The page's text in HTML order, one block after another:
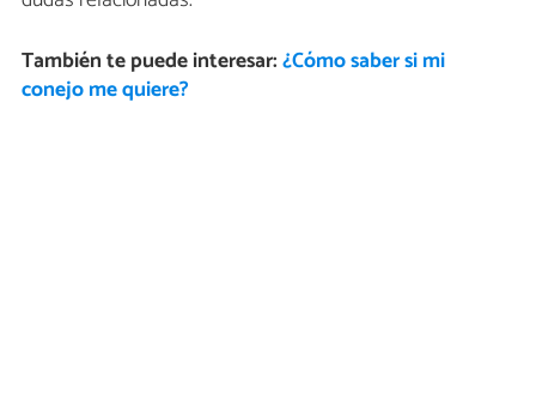
También te puede interesar:¿Cómo saber si mi
conejo me quiere?